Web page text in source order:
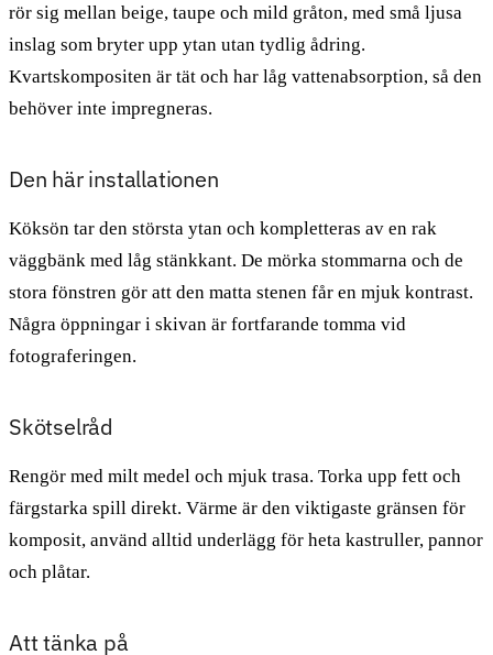
rör sig mellan beige, taupe och mild gråton, med små ljusa
inslag som bryter upp ytan utan tydlig ådring.
Kvartskompositen är tät och har låg vattenabsorption, så den
behöver inte impregneras.
Den här installationen
Köksön tar den största ytan och kompletteras av en rak
väggbänk med låg stänkkant. De mörka stommarna och de
stora fönstren gör att den matta stenen får en mjuk kontrast.
Några öppningar i skivan är fortfarande tomma vid
fotograferingen.
Skötselråd
Rengör med milt medel och mjuk trasa. Torka upp fett och
färgstarka spill direkt. Värme är den viktigaste gränsen för
komposit, använd alltid underlägg för heta kastruller, pannor
och plåtar.
Att tänka på